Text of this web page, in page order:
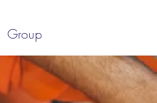
Group